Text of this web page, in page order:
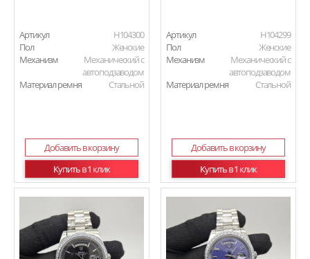
Артикул
H104300
Пол
Женские
Механизм
Механический с
автоподзаводом
Материал ремня
Стальной
Добавить в корзину
Купить в 1 клик
Артикул
H104299
Пол
Женские
Механизм
Механический с
автоподзаводом
Материал ремня
Стальной
Добавить в корзину
Купить в 1 клик